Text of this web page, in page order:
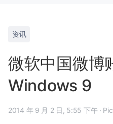
资讯
微软中国微博
Windows 9
2014 年 9 月 2 日, 5:55 下午 ·